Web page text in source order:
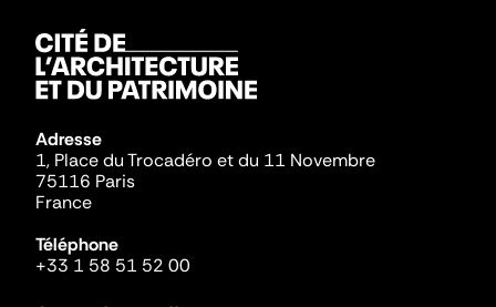
Adresse
1, Place du Trocadéro et du 11 Novembre
75116 Paris
France
Téléphone
+33 1 58 51 52 00